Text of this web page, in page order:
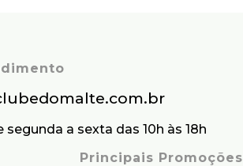
segunda a sexta das 10h às 18h
Principais Promoções